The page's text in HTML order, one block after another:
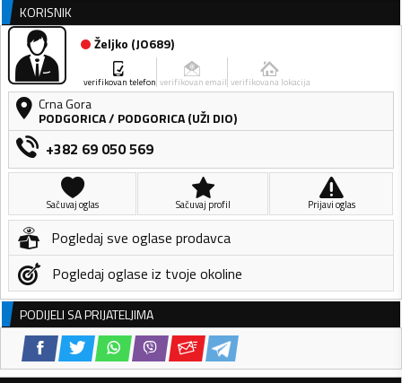
KORISNIK
Željko (JO689)
verifikovan telefon verifikovan email verifikovana lokacija
Crna Gora
PODGORICA/ PODGORICA (UŽI DIO)
+382 69 050 569
Sačuvaj oglas Sačuvaj profil Prijavi oglas
Pogledaj sve oglase prodavca
Pogledaj oglase iz tvoje okoline
PODIJELI SA PRIJATELJIMA